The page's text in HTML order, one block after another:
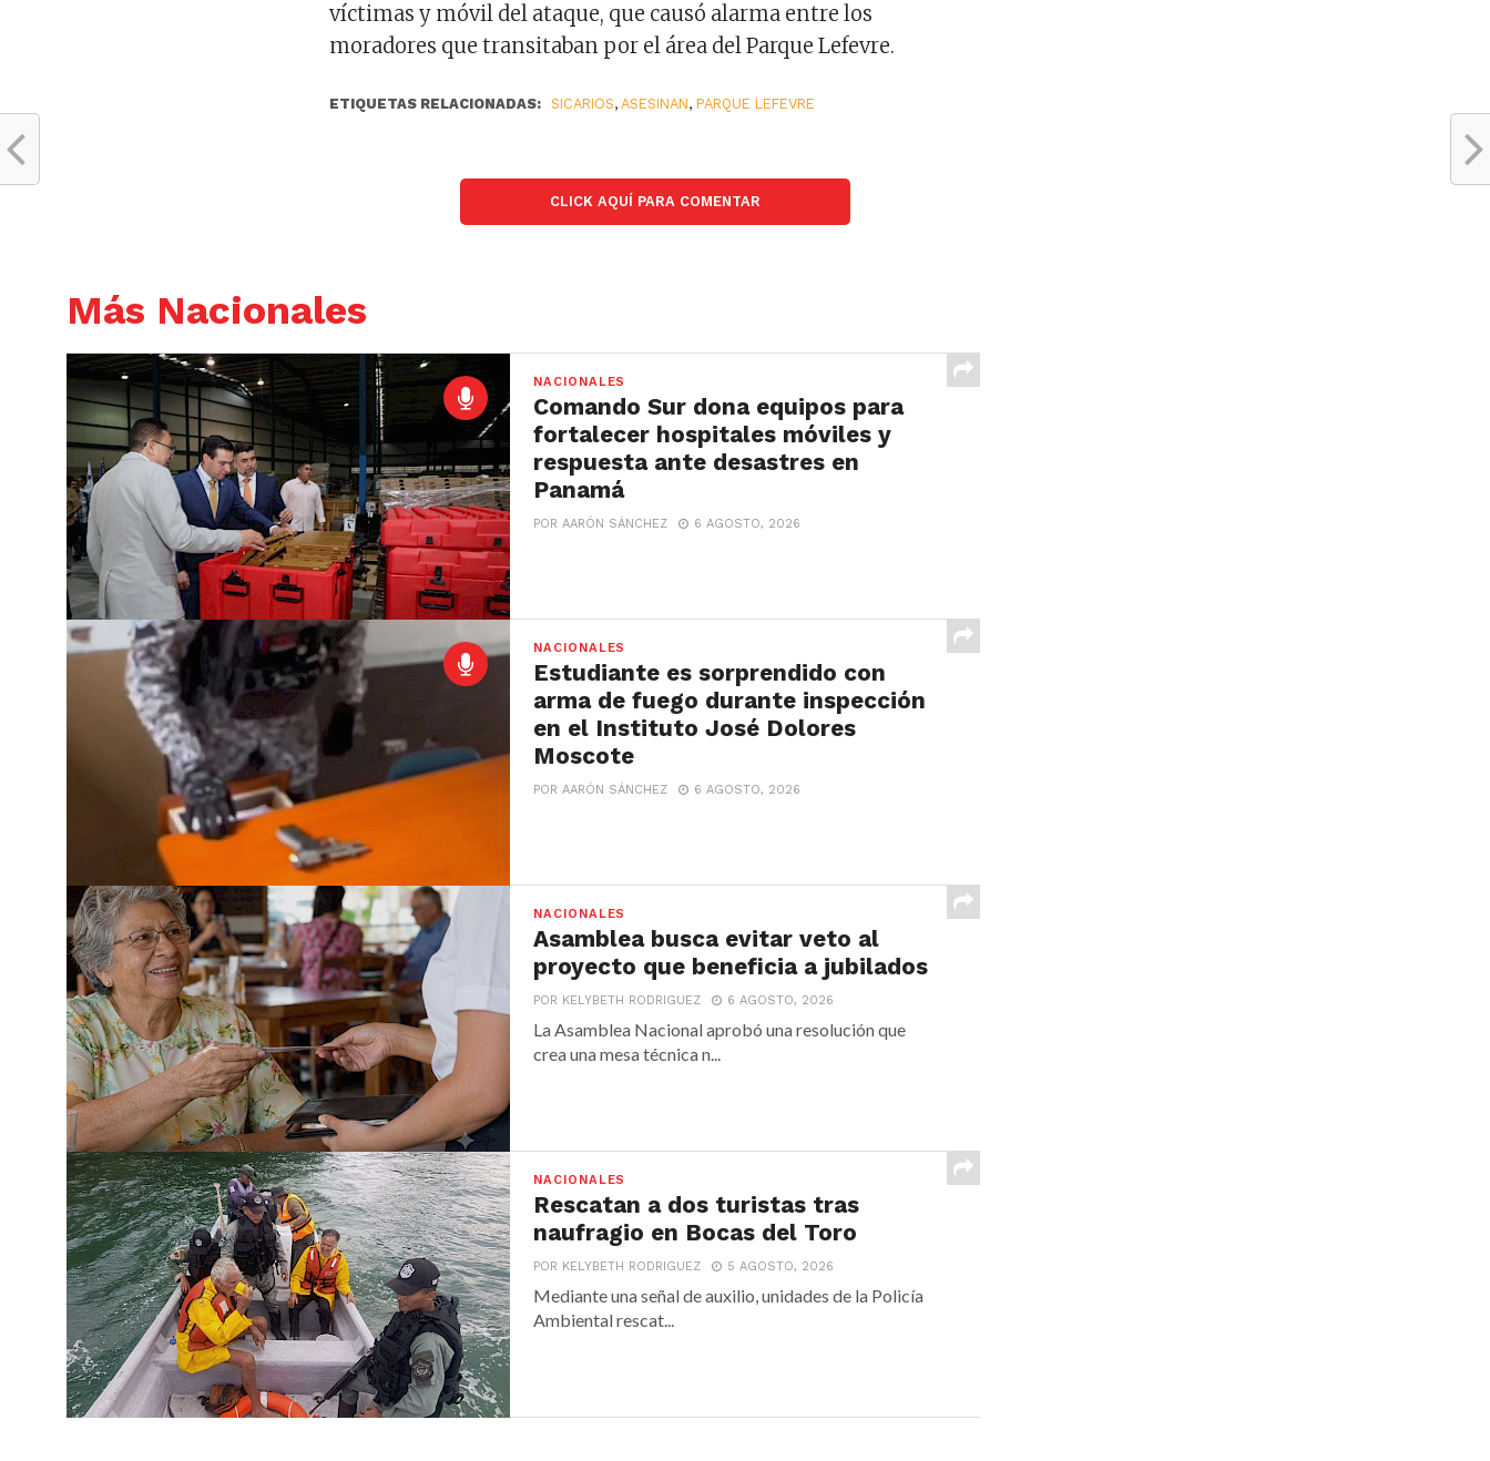
víctimas y móvil del ataque, que causó alarma entre los
moradores que transitaban por el área del Parque Lefevre.
ETIQUETAS RELACIONADAS: SICARIOS,ASESINAN,PARQUE LEFEVRE
CLICK AQUÍ PARA COMENTAR
Más Nacionales
NACIONALES
Comando Sur dona equipos para
fortalecer hospitales móviles y
respuesta ante desastres en
Panamá
POR AARÓN SÁNCHEZ 6 AGOSTO, 2026
NACIONALES
Estudiante es sorprendido con
arma de fuego durante inspección
en el Instituto José Dolores
Moscote
POR AARÓN SÁNCHEZ 6 AGOSTO, 2026
NACIONALES
Asamblea busca evitar veto al
proyecto que beneficia a jubilados
POR KELYBETH RODRIGUEZ 6 AGOSTO, 2026
La Asamblea Nacional aprobó una resolución que
crea una mesa técnica n...
NACIONALES
Rescatan a dos turistas tras
naufragio en Bocas del Toro
POR KELYBETH RODRIGUEZ 5 AGOSTO, 2026
Mediante una señal de auxilio, unidades de la Policía
Ambiental rescat...